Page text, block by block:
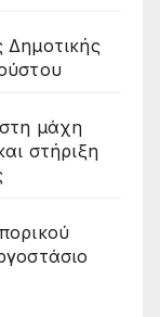
Δημοτικής
μάχη
στήριξη